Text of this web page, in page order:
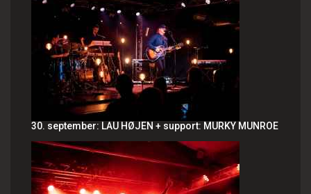
30. september: LAU HØJEN + support: MURKY MUNROE